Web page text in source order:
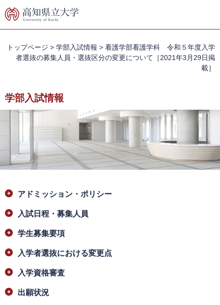
ー
ニ
本
文
トップページ > 学部入試情報 > 看護学部看護学科 令和５年度入学
者選抜の募集人員・選抜区分の変更について［2021年3月29日掲
載］
学部入試情報
文
アドミッション・ポリシー
入試日程・募集人員
学生募集要項
入学者選抜における変更点
入学資格審査
出願状況